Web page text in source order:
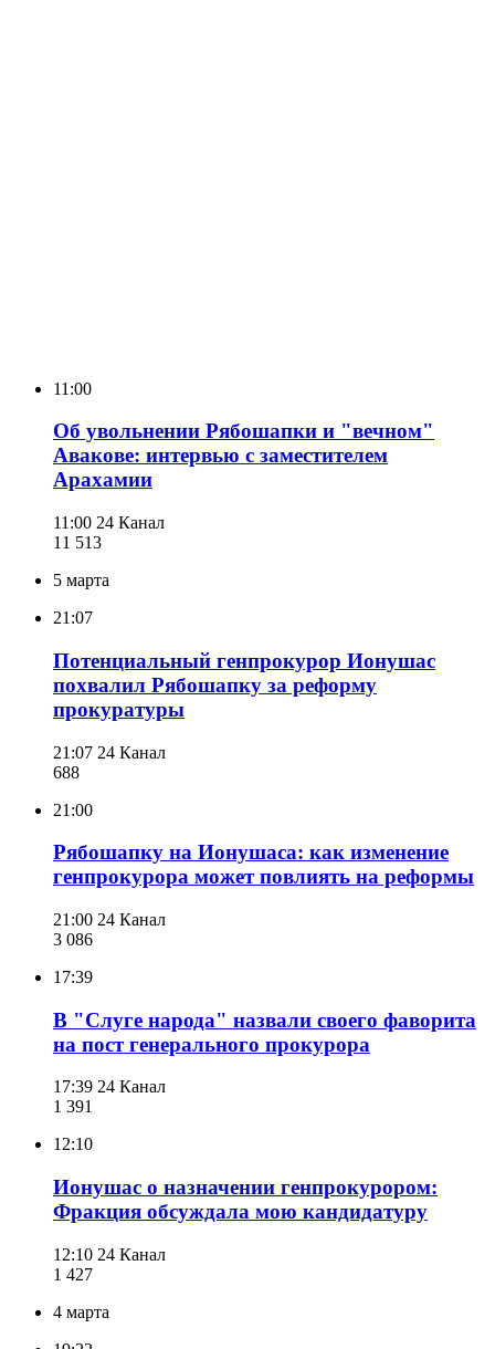
11:00
Об увольнении Рябошапки и "вечном"
Авакове: интервью с заместителем
Арахамии
11:00 24 Канал
11 513
5 марта
21:07
Потенциальный генпрокурор Ионушас
похвалил Рябошапку за реформу
прокуратуры
21:07 24 Канал
688
21:00
Рябошапку на Ионушаса: как изменение
генпрокурора может повлиять на реформы
21:00 24 Канал
3 086
17:39
В "Слуге народа" назвали своего фаворита
на пост генерального прокурора
17:39 24 Канал
1 391
12:10
Ионушас о назначении генпрокурором:
Фракция обсуждала мою кандидатуру
12:10 24 Канал
1 427
4 марта